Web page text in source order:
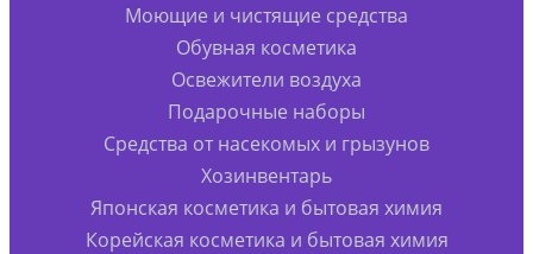
Моющие и чистящие средства
Обувная косметика
Освежители воздуха
Подарочные наборы
Средства от насекомых и грызунов
Хозинвентарь
Японская косметика и бытовая химия
Корейская косметика и бытовая химия